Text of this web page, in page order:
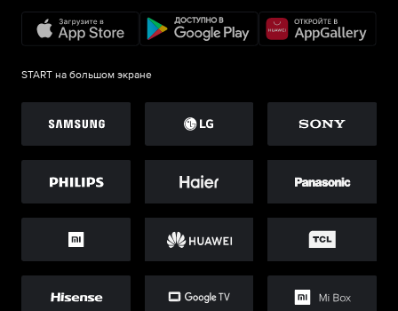
START на большом экране